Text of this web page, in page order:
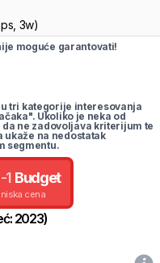
3w)
moguće garantovati!
tri kategorije interesovanja
Ukoliko je neka od
ne zadovoljava kriterijum te
na nedostatak
segmentu.
-1 Budget
niska cena
2023)